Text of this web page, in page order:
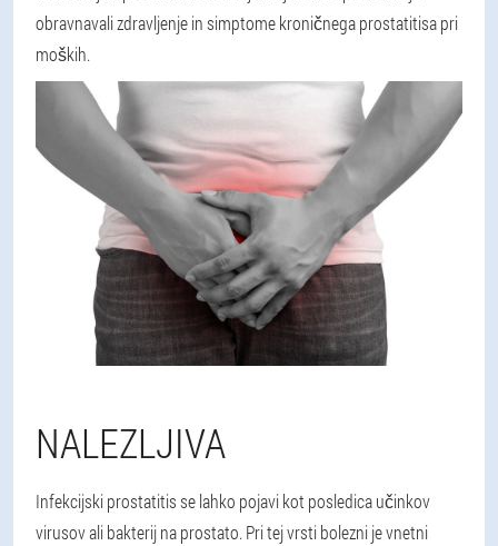
obravnavali zdravljenje in simptome kroničnega prostatitisa pri
moških.
NALEZLJIVA
Infekcijski prostatitis se lahko pojavi kot posledica učinkov
virusov ali bakterij na prostato. Pri tej vrsti bolezni je vnetni